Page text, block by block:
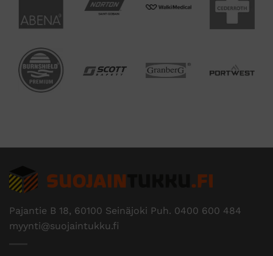
Pajantie B 18, 60100 Seinäjoki Puh. 0400 600 484
myynti@suojaintukku.fi